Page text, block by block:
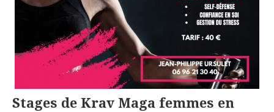
Stages de Krav Maga femmes en